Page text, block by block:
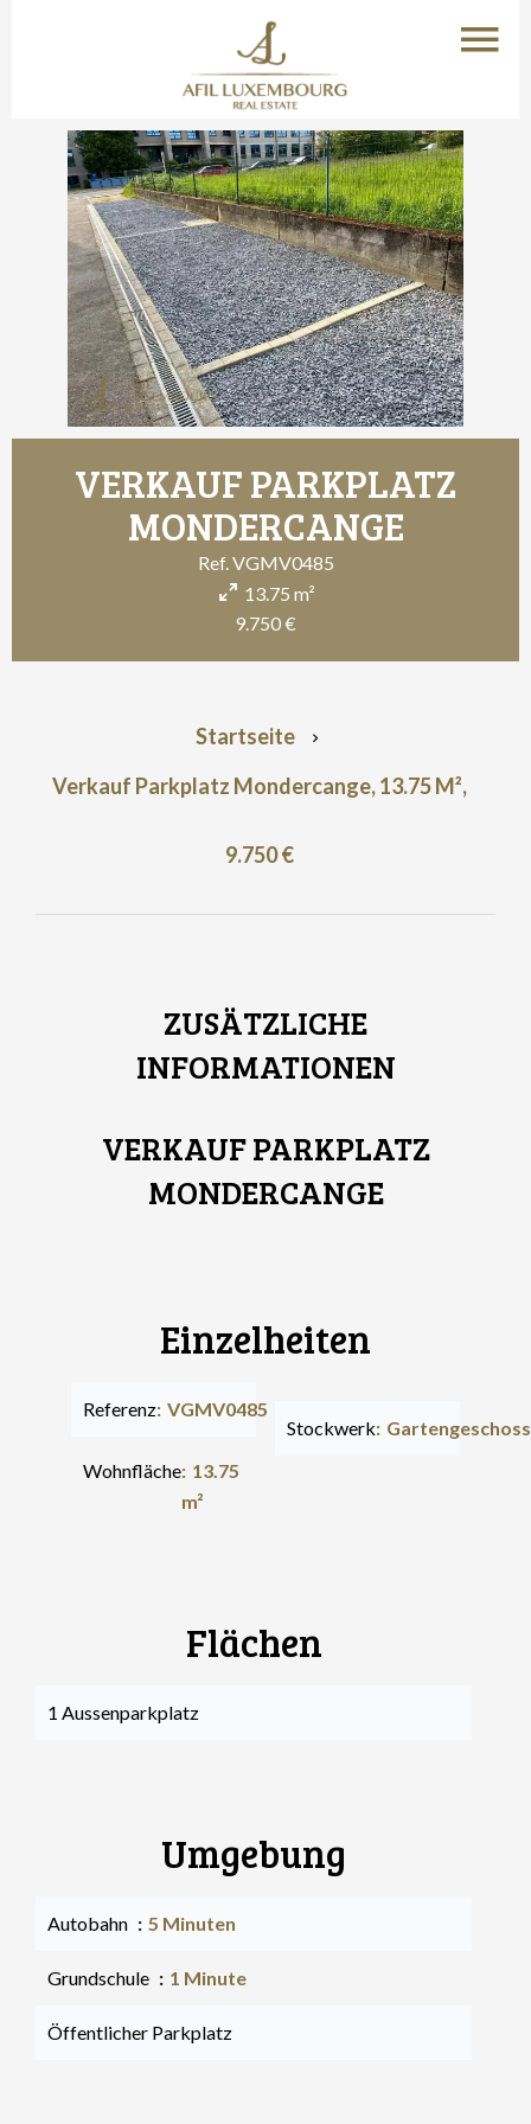
VERKAUF PARKPLATZ
MONDERCANGE
Ref. VGMV0485
13.75 m²
9.750 €
Startseite
Verkauf Parkplatz Mondercange, 13.75 M²,
9.750 €
ZUSÄTZLICHE
INFORMATIONEN
VERKAUF PARKPLATZ
MONDERCANGE
Einzelheiten
Referenz VGMV0485
Wohnfläche 13.75
m²
Stockwerk Gartengeschoss
Flächen
1 Aussenparkplatz
Umgebung
Autobahn 5 Minuten
Grundschule 1 Minute
Öffentlicher Parkplatz